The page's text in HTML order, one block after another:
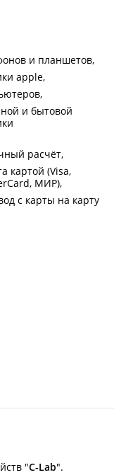
и планшетов
apple
и бытовой
расчёт
картой (Visa,
МИР)
с карты на карту
"C-Lab".